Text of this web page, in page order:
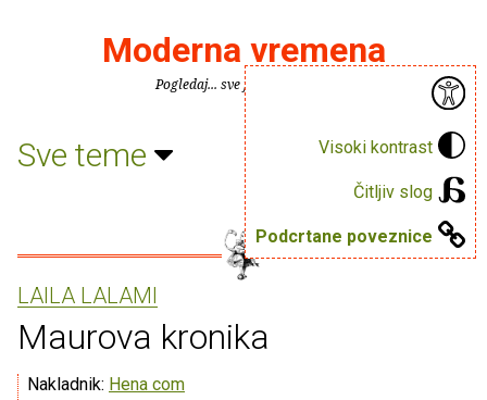
Visoki kontrast
Čitljiv slog
Podcrtane poveznice
Moderna vremena
Pogledaj... sve je puno knjiga.
Sve teme
LAILA LALAMI
Maurova kronika
Nakladnik: Hena com